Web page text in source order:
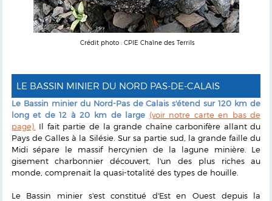
Crédit photo : CPIE Chaîne des Terrils
LE BASSIN MINIER DU NORD PAS-DE-CALAIS
Le Bassin minier du Nord-Pas de Calais s'étend sur 120 km de
long et de 12 à 20 km de large (voir notre carte en bas de
page). Il fait partie de la grande chaîne carbonifère allant du
Pays de Galles à la Silésie. Sur sa partie sud, la grande faille du
Midi sépare le massif hercynien de la lagune minière. Le
gisement charbonnier découvert, l'un des plus riches au
monde, comprenait la quasi-totalité des types de houille.
Le Bassin minier s'est constitué d'Est en Ouest depuis la